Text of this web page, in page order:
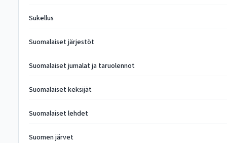
Sukellus
Suomalaiset järjestöt
Suomalaiset jumalat ja taruolennot
Suomalaiset keksijät
Suomalaiset lehdet
Suomen järvet